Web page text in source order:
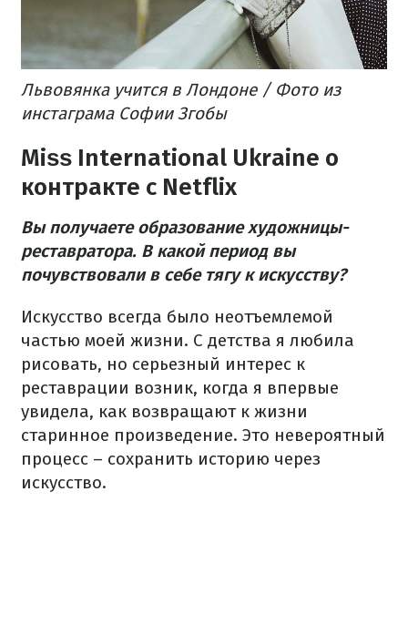
Львовянка учится в Лондоне / Фото из
инстаграма Софии Згобы
Miѕѕ International Ukraine о
контракте с Netflix
Вы получаете образование художницы-
реставратора. В какой период вы
почувствовали в себе тягу к искусству?
Искусство всегда было неотъемлемой
частью моей жизни. С детства я любила
рисовать, но серьезный интерес к
реставрации возник, когда я впервые
увидела, как возвращают к жизни
старинное произведение. Это невероятный
процесс – сохранить историю через
искусство.